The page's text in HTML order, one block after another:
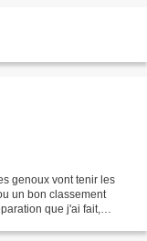
genoux vont tenir les
un bon classement
que j'ai fait,